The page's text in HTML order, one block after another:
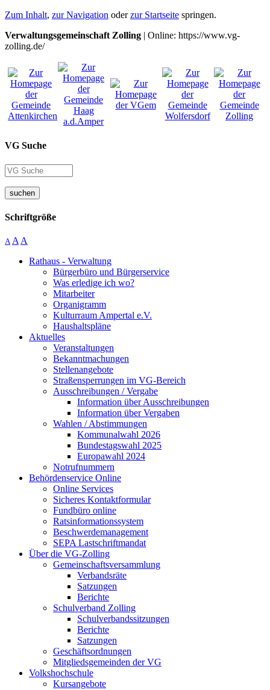
Zum Inhalt, zur Navigation oderzur Startseite springen.
Verwaltungsgemeinschaft Zolling | Online: https://www.vg-
zolling.de/
VG Suche
suchen
Schriftgröße
A A A
Rathaus - Verwaltung
Bürgerbüro und Bürgerservice
Was erledige ich wo?
Mitarbeiter
Organigramm
Kulturraum Ampertal e.V.
Haushaltspläne
Aktuelles
Veranstaltungen
Bekanntmachungen
Stellenangebote
Straßensperrungen im VG-Bereich
Ausschreibungen / Vergabe
Information über Ausschreibungen
Information über Vergaben
Wahlen / Abstimmungen
Kommunalwahl 2026
Bundestagswahl 2025
Europawahl 2024
Notrufnummern
Behördenservice Online
Online Services
Sicheres Kontaktformular
Fundbüro online
Ratsinformationssystem
Beschwerdemanagement
SEPA Lastschriftmandat
Über die VG-Zolling
Gemeinschaftsversammlung
Verbandsräte
Satzungen
Berichte
Schulverband Zolling
Schulverbandssitzungen
Berichte
Satzungen
Geschäftsordnungen
Mitgliedsgemeinden der VG
Volkshochschule
Kursangebote